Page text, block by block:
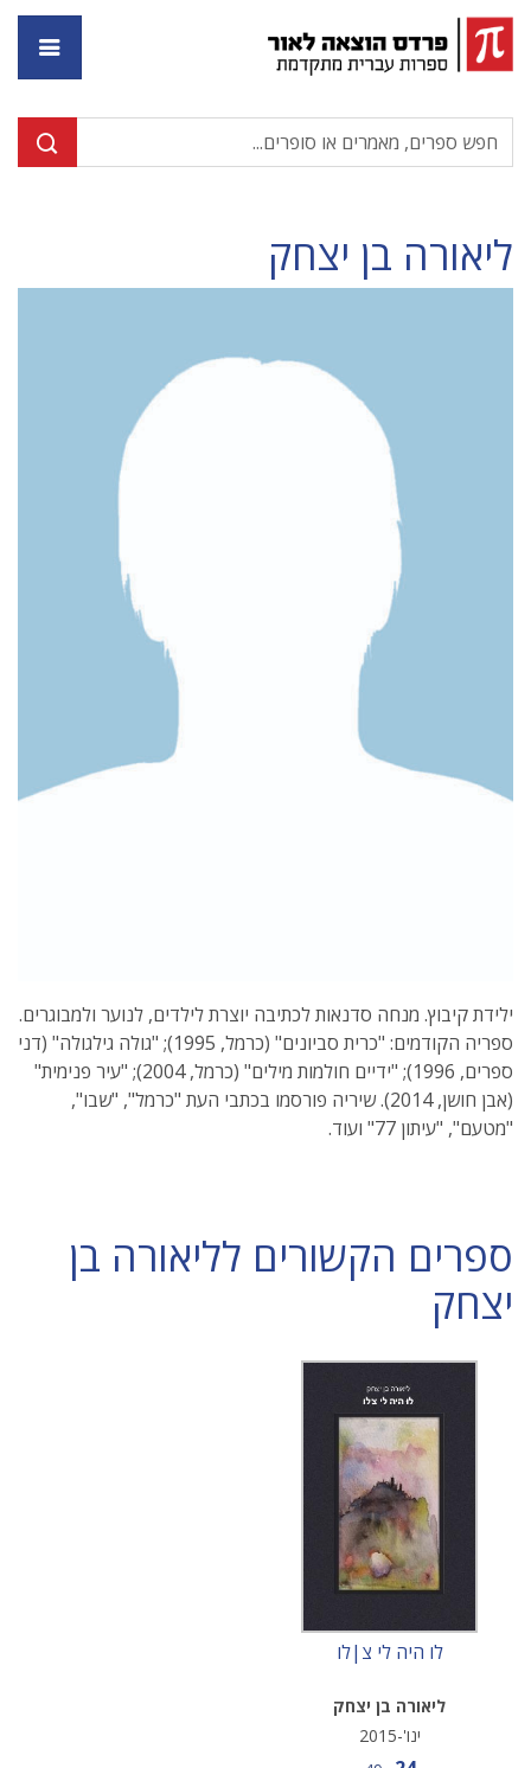
ליאורה בן יצחק
ילידת קיבוץ. מנחה סדנאות לכתיבה יוצרת לילדים, לנוער ולמבוגרים.
ספריה הקודמים: "כרית סביונים" (כרמל, 1995); "גולה גילגולה" (דני
ספרים, 1996); "ידיים חולמות מילים" (כרמל, 2004); "עיר פנימית"
(אבן חושן, 2014). שיריה פורסמו בכתבי העת "כרמל", "שבו",
"מטעם", "עיתון 77" ועוד.
ספרים הקשורים לליאורה בן
יצחק
לו היה לי צ|לו
ליאורה בן יצחק
ינו'-2015